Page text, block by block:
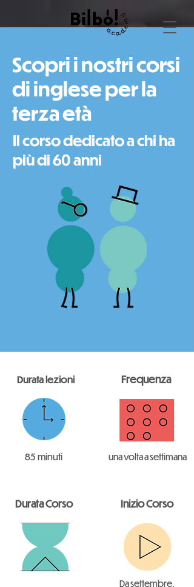
Scopri i nostri corsi
di inglese per la
terza età
Il corso dedicato a chi ha
più di 60 anni
Durata lezioni
85 minuti
Frequenza
una volta a settimana
Durata Corso Inizio Corso
Da settembre,